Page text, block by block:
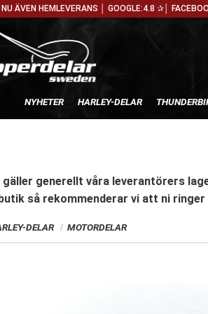
NU ÄVEN HEMLEVERANS │ GOOGLE:4.8 ✰│
NYHETER HARLEY-DELAR
generellt våra leverantörers
så rekommenderar vi att ni ringer
DELAR MOTORDELAR